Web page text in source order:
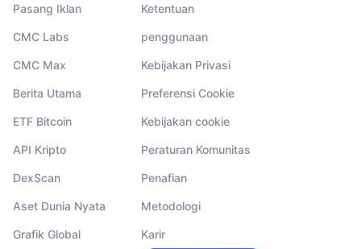
Pasang Iklan
CMC Labs
CMC Max
Berita Utama
ETF Bitcoin
API Kripto
DexScan
Aset Dunia Nyata
Grafik Global
Ketentuan
penggunaan
Kebijakan Privasi
Preferensi Cookie
Kebijakan cookie
Peraturan Komunitas
Penafian
Metodologi
Karir